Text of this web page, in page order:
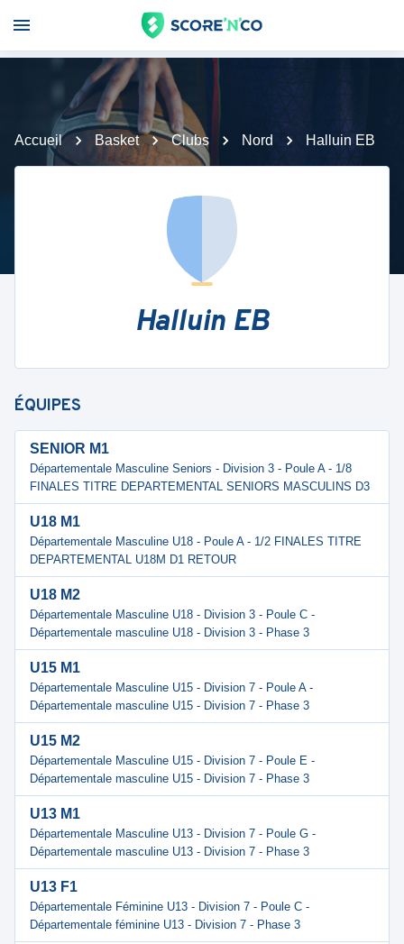
Accueil Basket Clubs Nord Halluin EB
Halluin EB
ÉQUIPES
SENIOR M1
Départementale Masculine Seniors - Division 3 - Poule A - 1/8
FINALES TITRE DEPARTEMENTAL SENIORS MASCULINS D3
U18 M1
Départementale Masculine U18 - Poule A - 1/2 FINALES TITRE
DEPARTEMENTAL U18M D1 RETOUR
U18 M2
Départementale Masculine U18 - Division 3 - Poule C -
Départementale masculine U18 - Division 3 - Phase 3
U15 M1
Départementale Masculine U15 - Division 7 - Poule A -
Départementale masculine U15 - Division 7 - Phase 3
U15 M2
Départementale Masculine U15 - Division 7 - Poule E -
Départementale masculine U15 - Division 7 - Phase 3
U13 M1
Départementale Masculine U13 - Division 7 - Poule G -
Départementale masculine U13 - Division 7 - Phase 3
U13 F1
Départementale Féminine U13 - Division 7 - Poule C -
Départementale féminine U13 - Division 7 - Phase 3